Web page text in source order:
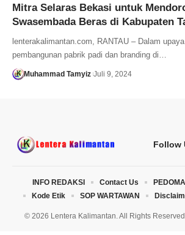
Mitra Selaras Bekasi untuk
Swasembada Beras di Kabupaten
lenterakalimantan.com, RANTAU – Dalam
pembangunan pabrik padi dan branding di…
Muhammad Tamyiz Juli 9, 2024
Follow
© 2026 Lentera Kalimantan. All Rights
INFO REDAKSI Contact Us
Kode Etik
SOP WARTAWAN